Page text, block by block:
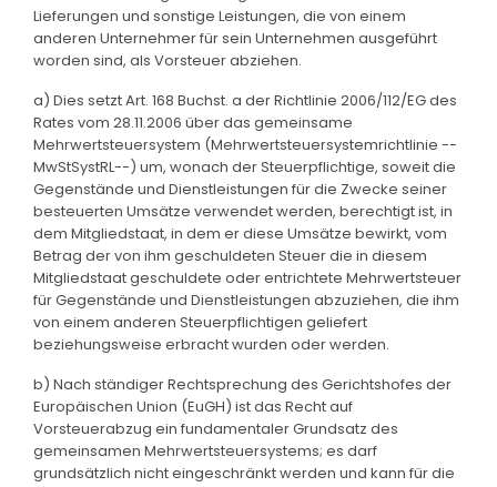
Lieferungen und sonstige Leistungen, die von einem
anderen Unternehmer für sein Unternehmen ausgeführt
worden sind, als Vorsteuer abziehen.
a) Dies setzt Art. 168 Buchst. a der Richtlinie 2006/112/EG des
Rates vom 28.11.2006 über das gemeinsame
Mehrwertsteuersystem (Mehrwertsteuersystemrichtlinie --
MwStSystRL--) um, wonach der Steuerpflichtige, soweit die
Gegenstände und Dienstleistungen für die Zwecke seiner
besteuerten Umsätze verwendet werden, berechtigt ist, in
dem Mitgliedstaat, in dem er diese Umsätze bewirkt, vom
Betrag der von ihm geschuldeten Steuer die in diesem
Mitgliedstaat geschuldete oder entrichtete Mehrwertsteuer
für Gegenstände und Dienstleistungen abzuziehen, die ihm
von einem anderen Steuerpflichtigen geliefert
beziehungsweise erbracht wurden oder werden.
b) Nach ständiger Rechtsprechung des Gerichtshofes der
Europäischen Union (EuGH) ist das Recht auf
Vorsteuerabzug ein fundamentaler Grundsatz des
gemeinsamen Mehrwertsteuersystems; es darf
grundsätzlich nicht eingeschränkt werden und kann für die